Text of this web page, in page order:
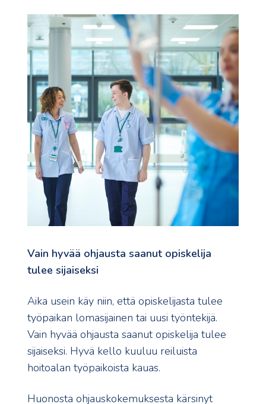
Vain hyvää ohjausta saanut opiskelija
tulee sijaiseksi
Aika usein käy niin, että opiskelijasta tulee
työpaikan lomasijainen tai uusi työntekijä.
Vain hyvää ohjausta saanut opiskelija tulee
sijaiseksi. Hyvä kello kuuluu reiluista
hoitoalan työpaikoista kauas.
Huonosta ohjauskokemuksesta kärsinyt